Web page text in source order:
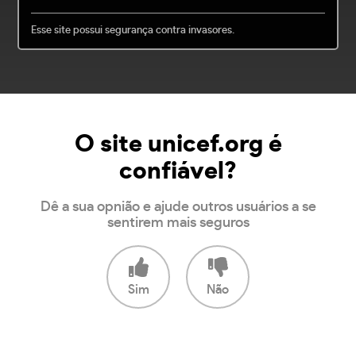
Esse site possui segurança contra invasores.
O site unicef.org é
confiável?
Dê a sua opnião e ajude outros usuários a se
sentirem mais seguros
Sim Não